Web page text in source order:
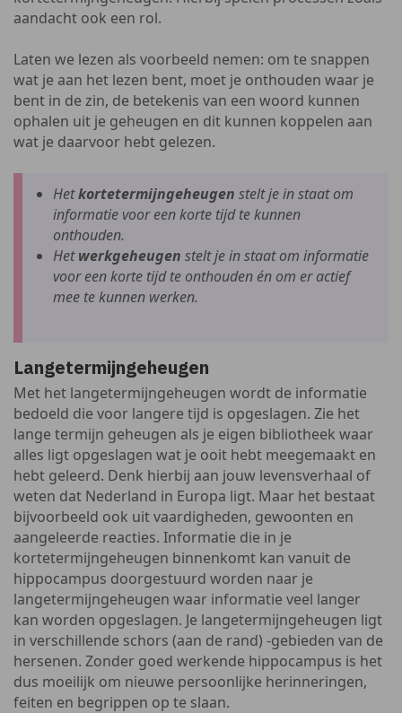
aandacht ook een rol.
Laten we lezen als voorbeeld nemen: om te snappen
wat je aan het lezen bent, moet je onthouden waar je
bent in de zin, de betekenis van een woord kunnen
ophalen uit je geheugen en dit kunnen koppelen aan
wat je daarvoor hebt gelezen.
Hetkortetermijngeheugen stelt je in staat om
informatie voor een korte tijd te kunnen
onthouden.
Hetwerkgeheugen stelt je in staat om informatie
voor een korte tijd te onthouden én om er actief
mee te kunnen werken.
Langetermijngeheugen
Met het langetermijngeheugen wordt de informatie
bedoeld die voor langere tijd is opgeslagen. Zie het
lange termijn geheugen als je eigen bibliotheek waar
alles ligt opgeslagen wat je ooit hebt meegemaakt en
hebt geleerd. Denk hierbij aan jouw levensverhaal of
weten dat Nederland in Europa ligt. Maar het bestaat
bijvoorbeeld ook uit vaardigheden, gewoonten en
aangeleerde reacties. Informatie die in je
kortetermijngeheugen binnenkomt kan vanuit de
hippocampus doorgestuurd worden naar je
langetermijngeheugen waar informatie veel langer
kan worden opgeslagen. Je langetermijngeheugen ligt
in verschillende schors (aan de rand) -gebieden van de
hersenen. Zonder goed werkende hippocampus is het
dus moeilijk om nieuwe persoonlijke herinneringen,
feiten en begrippen op te slaan.